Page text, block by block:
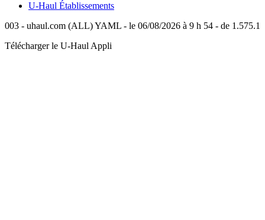
U-Haul Établissements
003 - uhaul.com (ALL) YAML - le 06/08/2026 à 9 h 54 - de 1.575.1
Télécharger le U-Haul Appli